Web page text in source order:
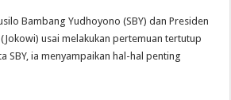
Bambang Yudhoyono (SBY) dan Presiden
usai melakukan pertemuan tertutup
SBY, ia menyampaikan hal-hal penting